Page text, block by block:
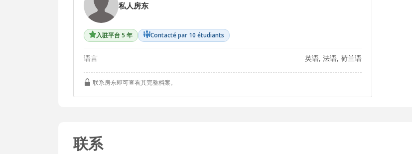
私人房东
入驻平台 5 年 Contacté par 10 étudiants
语言 英语, 法语, 荷兰语
联系房东即可查看其完整档案。
联系